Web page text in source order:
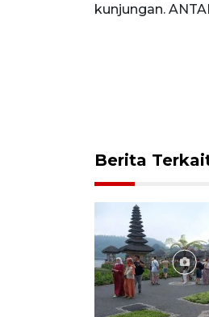
kunjungan.
Berita